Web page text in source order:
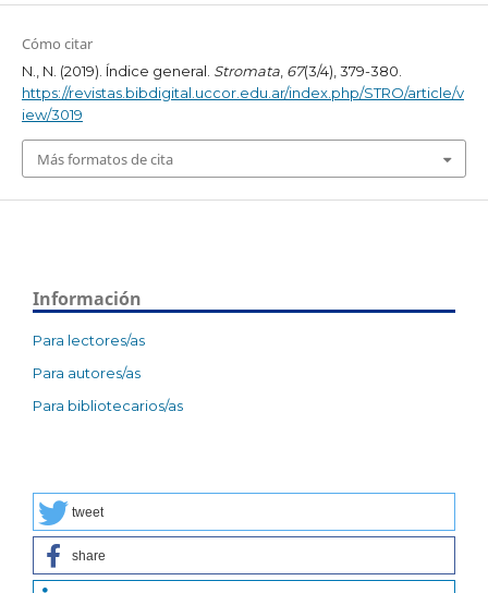
Cómo citar
N., N. (2019). Índice general. Stromata, 67(3/4), 379-380.
https://revistas.bibdigital.uccor.edu.ar/index.php/STRO/article/v
iew/3019
Más formatos de cita
Información
Para lectores/as
Para autores/as
Para bibliotecarios/as
tweet
share